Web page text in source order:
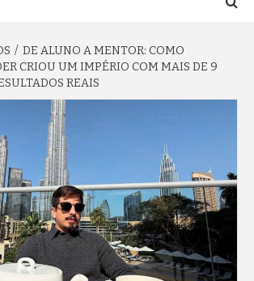
DE ALUNO A MENTOR: COMO
CRIOU UM IMPÉRIO COM MAIS DE 9
REAIS